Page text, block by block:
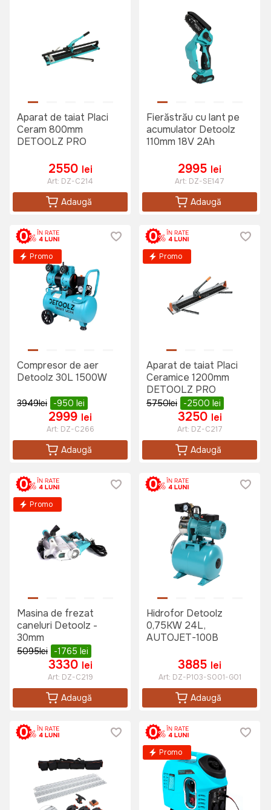
Aparat de taiat Placi
Ceram 800mm
DETOOLZ PRO
2550 lei
Art: DZ-C214
Adaugă
Fierăstrău cu lant pe
acumulator Detoolz
110mm 18V 2Ah
2995 lei
Art: DZ-SE147
Adaugă
Promo
Compresor de aer
Detoolz 30L 1500W
3949lei -950 lei
2999 lei
Art: DZ-C266
Adaugă
Promo
Aparat de taiat Placi
Ceramice 1200mm
DETOOLZ PRO
5750lei -2500 lei
3250 lei
Art: DZ-C217
Adaugă
Promo
Masina de frezat
caneluri Detoolz -
30mm
5095lei -1765 lei
3330 lei
Art: DZ-C219
Adaugă
Hidrofor Detoolz
0,75KW 24L,
AUTOJET-100B
3885 lei
Art: DZ-P103-S001-G01
Adaugă
Promo